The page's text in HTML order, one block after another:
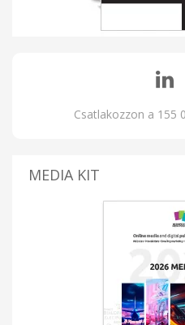
Csatlakozzon a 155
MEDIA KIT